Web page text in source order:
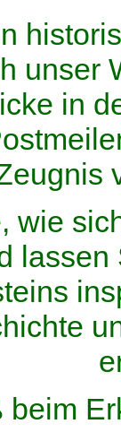
unser
in
wie
beim